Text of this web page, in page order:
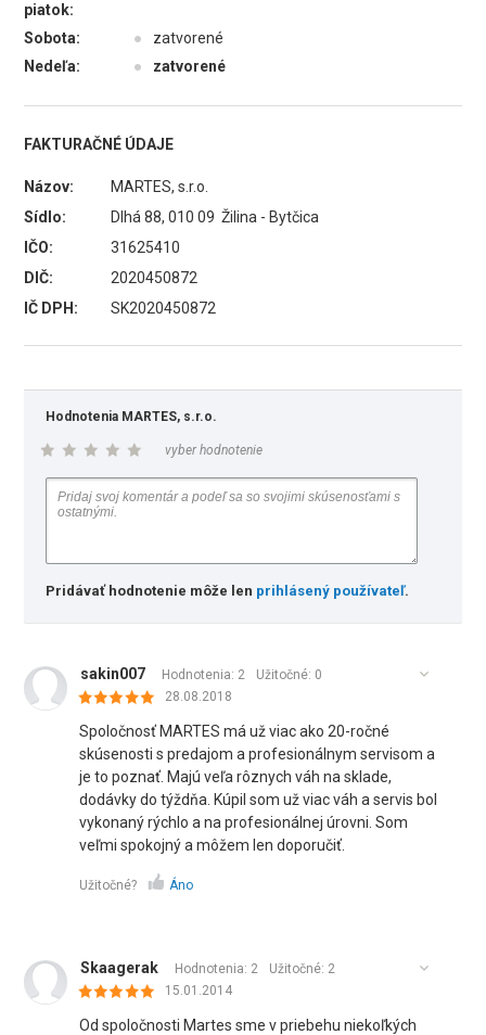
piatok:
Sobota: ●
zatvorené
Nedeľa:
● zatvorené
FAKTURAČNÉ ÚDAJE
Názov:
MARTES, s.r.o.
Sídlo:
Dlhá 88, 010 09 Žilina - Bytčica
IČO:
31625410
DIČ:
2020450872
IČ DPH:
SK2020450872
Hodnotenia MARTES, s.r.o.
vyber hodnotenie
Pridávať hodnotenie môže len prihlásený používateľ.
sakin007 Hodnotenia: 2 Užitočné: 0
28.08.2018
Spoločnosť MARTES má už viac ako 20-ročné
skúsenosti s predajom a profesionálnym servisom a
je to poznať. Majú veľa rôznych váh na sklade,
dodávky do týždňa. Kúpil som už viac váh a servis bol
vykonaný rýchlo a na profesionálnej úrovni. Som
veľmi spokojný a môžem len doporučiť.
Užitočné? Áno
Skaagerak Hodnotenia: 2 Užitočné: 2
15.01.2014
Od spoločnosti Martes sme v priebehu niekoľkých